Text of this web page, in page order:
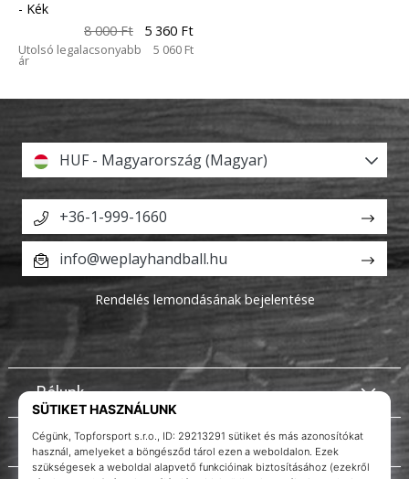
- Kék
8 000 Ft
5 360 Ft
Utolsó legalacsonyabb
ár
5 060 Ft
Rólunk
Ügyfélszolgálat
HUF - Magyarország (Magyar)
+36-1-999-1660
info@weplayhandball.hu
Rendelés lemondásának bejelentése